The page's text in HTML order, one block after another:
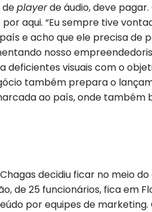
playerde áudio, deve
aqui. “Eu sempre tive
e acho que ele precisa de
nosso
deficientes visuais com o
também prepara o
ao país, onde também
decidiu ficar no meio
de 25 funcionários, fica em
por equipes de marketing.